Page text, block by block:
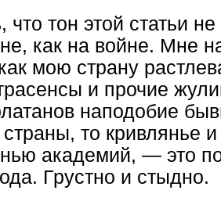
что тон этой статьи
как на войне. Мне
мою страну
и прочие
наподобие
то кривлянье
академий, — это
Грустно и стыдно.